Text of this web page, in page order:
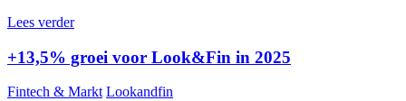
Lees verder
+13,5% groei voor Look&Fin in 2025
Fintech & Markt Lookandfin